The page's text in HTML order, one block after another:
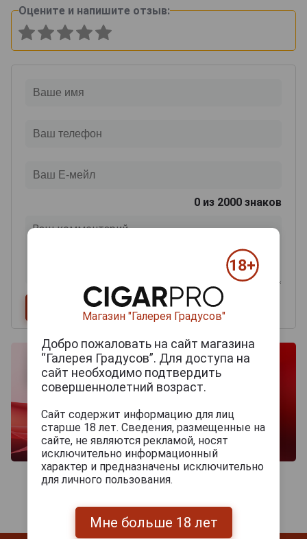
Оцените и напишите отзыв:
0 из 2000 знаков
Магазин "Галерея Градусов"
Добро пожаловать на сайт магазина
“Галерея Градусов”. Для доступа на
сайт необходимо подтвердить
совершеннолетний возраст.
Сайт содержит информацию для лиц
старше 18 лет. Сведения, размещенные на
сайте, не являются рекламой, носят
исключительно информационный
характер и предназначены исключительно
для личного пользования.
Мне больше 18 лет